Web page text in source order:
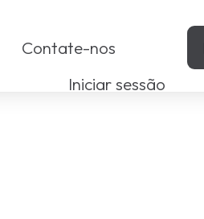
Contate-nos
Iniciar sessão